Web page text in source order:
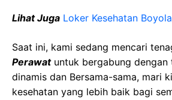
Lihat Juga Loker Kesehatan
Saat ini, kami sedang mencari
Perawatuntuk bergabung dengan
dinamis dan Bersama-sama, mari
kesehatan yang lebih baik bagi